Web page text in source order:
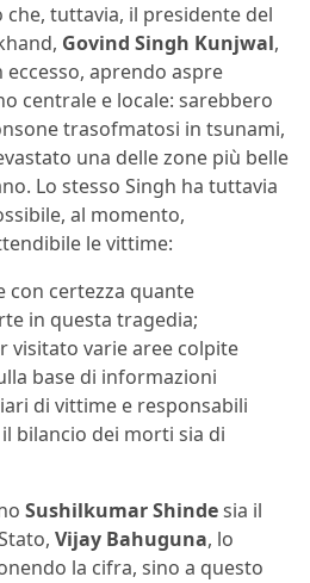
tuttavia, il presidente del
Govind Singh Kunjwal,
aprendo aspre
centrale e locale: sarebbero
trasofmatosi in tsunami,
una delle zone più belle
Lo stesso Singh ha tuttavia
al momento,
le vittime:
con certezza quante
in questa tragedia;
visitato varie aree colpite
base di informazioni
di vittime e responsabili
bilancio dei morti sia di
Sushilkumar Shindesia il
Vijay Bahuguna, lo
la cifra, sino a questo